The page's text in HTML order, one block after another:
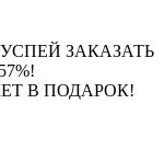
ЗАКАЗАТЬ
В ПОДАРОК!